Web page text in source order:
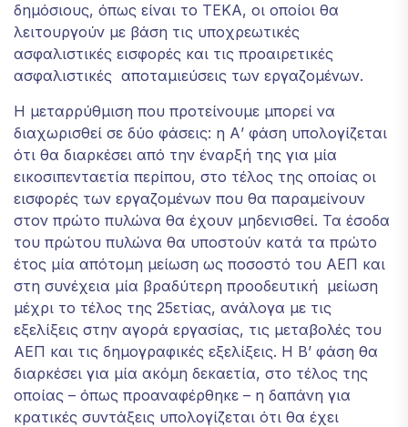
δημόσιους, όπως είναι το ΤΕΚΑ, οι οποίοι θα
λειτουργούν με βάση τις υποχρεωτικές
ασφαλιστικές εισφορές και τις προαιρετικές
ασφαλιστικές αποταμιεύσεις των εργαζομένων.
Η μεταρρύθμιση που προτείνουμε μπορεί να
διαχωρισθεί σε δύο φάσεις: η Α’ φάση υπολογίζεται
ότι θα διαρκέσει από την έναρξή της για μία
εικοσιπενταετία περίπου, στο τέλος της οποίας οι
εισφορές των εργαζομένων που θα παραμείνουν
στον πρώτο πυλώνα θα έχουν μηδενισθεί. Τα έσοδα
του πρώτου πυλώνα θα υποστούν κατά τα πρώτο
έτος μία απότομη μείωση ως ποσοστό του ΑΕΠ και
στη συνέχεια μία βραδύτερη προοδευτική μείωση
μέχρι το τέλος της 25ετίας, ανάλογα με τις
εξελίξεις στην αγορά εργασίας, τις μεταβολές του
ΑΕΠ και τις δημογραφικές εξελίξεις. Η Β’ φάση θα
διαρκέσει για μία ακόμη δεκαετία, στο τέλος της
οποίας – όπως προαναφέρθηκε – η δαπάνη για
κρατικές συντάξεις υπολογίζεται ότι θα έχει